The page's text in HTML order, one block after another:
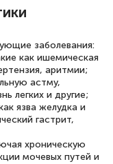
заболевания:
как ишемическая
аритмии;
астму,
легких и другие;
язва желудка и
гастрит,
хроническую
мочевых путей и